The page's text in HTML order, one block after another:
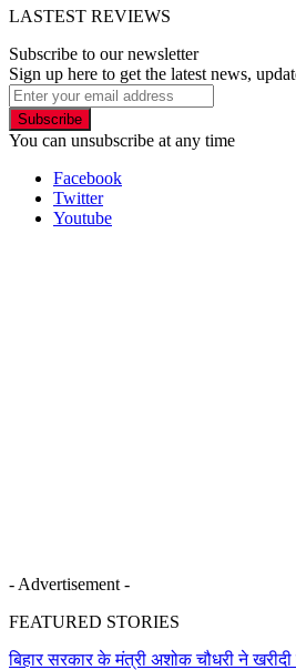
LASTEST REVIEWS
Subscribe to our newsletter
Sign up here to get the latest news,
Subscribe
You can unsubscribe at any time
Facebook
Twitter
Youtube
- Advertisement -
FEATURED STORIES
बिहार सरकार के मंत्री अशोक चौधरी ने